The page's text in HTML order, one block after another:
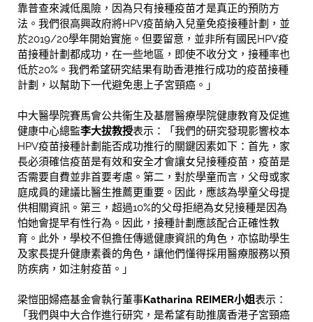
靠普查來減低風險，因為只有接種疫苗才是真正的預防方
法。我們很高興政府將HPV疫苗納入兒童免疫接種計劃，並
於2019/20學年開始實施。但要留意，並非所有國民HPV疫
苗接種計劃都成功，在一些地區，即使不收分文，接種率也
低於20%。我們希望研究結果有助香港推行成功的疫苗接種
計劃，以幫助下一代避免患上子宮頸癌。」
中大醫學院賽馬會公共衞生及基層醫療學院健康教育及促進
健康中心總監李大拔教授表示：「我們的研究發現影響校本
HPV疫苗接種計劃能否成功推行的關鍵因素如下：首先，家
長必須確信疫苗是有效和安全才會讓女兒接種疫苗，疫苗是
否需要自費並非首要考慮。第二，對於學童而言，父母或家
庭成員的建議比醫生推薦更重要。因此，應該為學童父母提
供相關資訊。第三，超過10%的父母拒絕為女兒接種是因為
怕她會提早有性行為。因此，接種計劃應該配合正確性教
育。此外，學校不但擔任傳遞健康資訊的角色，亦協助學生
及家長提升健康素養的角色，讓他們懂得採用醫療服務以預
防疾病，如注射疫苗。」
梁愷昍婦癌基金會執行董事Katharina REIMER小姐表示：
「我們與中大合作進行研究，是希望有助推廣香港子宮頸癌